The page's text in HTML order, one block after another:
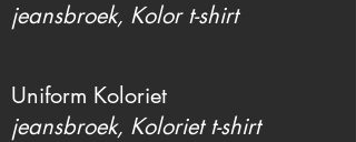
jeansbroek, Kolor t-shirt
Uniform Koloriet
jeansbroek, Koloriet t-shirt